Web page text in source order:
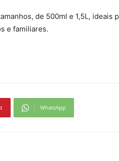
de 500ml e 1,5L, ideais
e familiares.
WhatsApp